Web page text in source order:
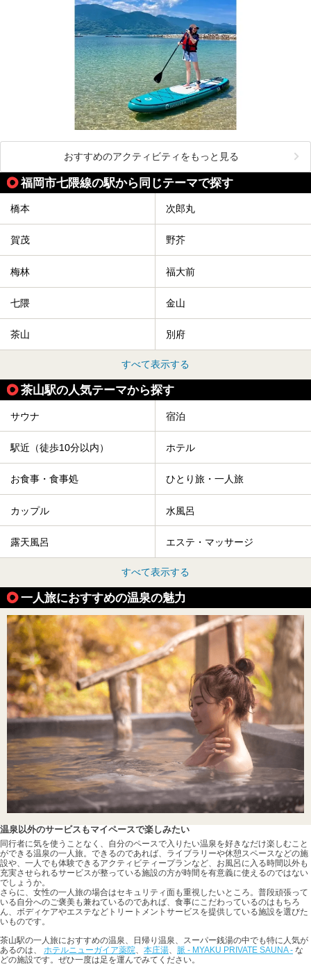
おすすめのアクティビティをもっと見る
福岡市七隈線の駅から同じテーマで探す
橋本 次郎丸
賀茂 野芥
梅林 福大前
七隈 金山
茶山 別府
すべて表示する
茶山駅の人気テーマから探す
サウナ 宿泊
駅近（徒歩10分以内） ホテル
お食事・食事処 ひとり旅・一人旅
カップル 水風呂
露天風呂 エステ・マッサージ
すべて表示する
一人旅におすすめの温泉の魅力
温泉以外のサービスもマイペースで楽しみたい
同行者に気を使うことなく、自分のペースで入りたい温泉を好きなだけ楽しむこと
ができる温泉の一人旅。できるのであれば、ライブラリーや休憩スペースなどの施
設や、一人でも体験できるアクティビティープランなど、お風呂に入る時間以外も
充実させられるサービスが整っている施設の方が時間を有意義に使えるのではない
でしょうか。
さらに、女性の一人旅の場合はセキュリティ面も重視したいところ。普段頑張って
いる自分へのご褒美も兼ねているのであれば、食事にこだわっているのはもちろ
ん、ボディケアやエステなどトリートメントサービスを提供している施設を選びた
いものです。
茶山駅の一人旅におすすめの温泉、日帰り温泉、スーパー銭湯の中でも特に人気が
あるのは、 ホテルニューガイア薬院、 本庄湯、 脈 - MYAKU PRIVATE SAUNA - な
どの施設です。ぜひ一度は足を運んでみてください。